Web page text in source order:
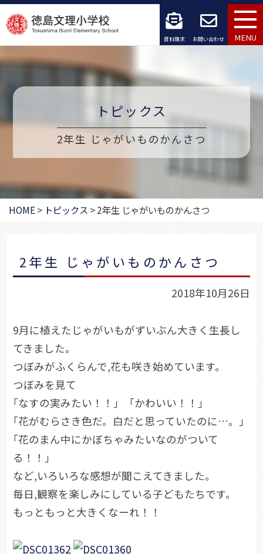
コ
ン
テ
へ
ッ
プ
資料請求 お問い合わせ MENU
トピックス
2年生 じゃがいものかんさつ
HOME> トピックス >2年生 じゃがいものかんさつ
2年生 じゃがいものかんさつ
2018年10月26日
9月に植えたじゃがいもがずいぶん大きく生長し
てきました。
つぼみがふくらんで,花も咲き始めています。
つぼみを見て
｢なすの実みたい！！｣ ｢かわいい！！｣
｢花がむらさき色だ。白だと思っていたのに…。｣
｢花のまん中にかぼちゃみたいなのがついて
る！！｣
など,いろいろな感想が聞こえてきました。
毎日,観察を楽しみにしている子どもたちです。
もっともっと大きくなーれ！！